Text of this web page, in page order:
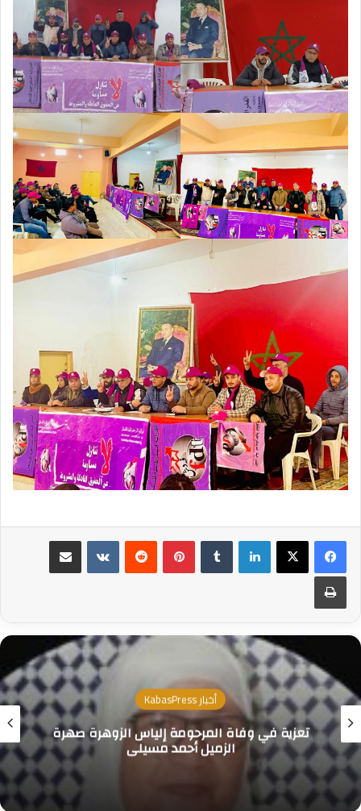
لينكدإن بينتيريست
مشاركة عبر البريد
طباعة
أخبار KabasPress
تعزية في وفاة المرحومة إلياس الزوهرة صهرة
الزميل أحمد مسيلي